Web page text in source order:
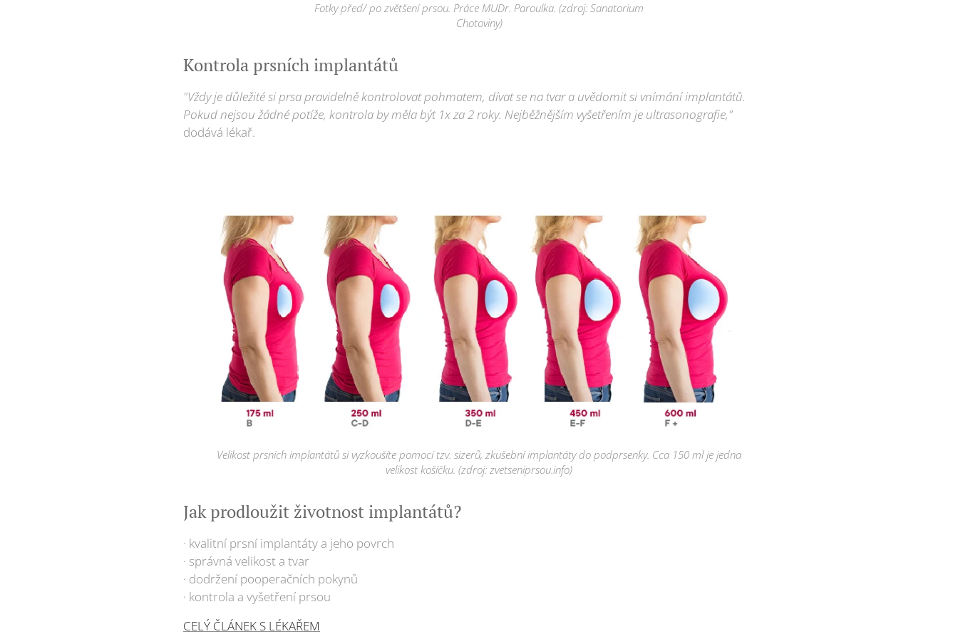
Fotky před/ po zvětšení prsou. Práce MUDr. Paroulka. (zdroj: Sanatorium
Chotoviny)
Kontrola prsních implantátů
"Vždy je důležité si prsa pravidelně kontrolovat pohmatem, dívat se na tvar a uvědomit si vnímání implantátů.
Pokud nejsou žádné potíže, kontrola by měla být 1x za 2 roky. Nejběžnějším vyšetřením je ultrasonografie,"
dodává lékař.
Velikost prsních implantátů si vyzkoušíte pomocí tzv. sizerů, zkušební implantáty do podprsenky. Cca 150 ml je jedna
velikost košíčku. (zdroj: zvetseniprsou.info)
Jak prodloužit životnost implantátů?
· kvalitní prsní implantáty a jeho povrch
· správná velikost a tvar
· dodržení pooperačních pokynů
· kontrola a vyšetření prsou
CELÝ ČLÁNEK S LÉKAŘEM